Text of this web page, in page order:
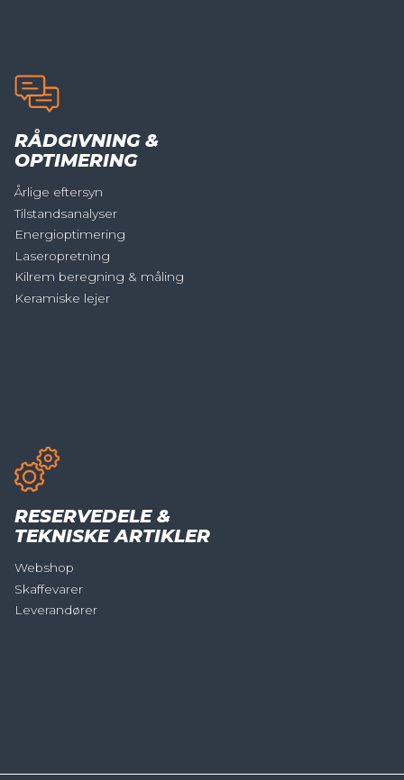
RÅDGIVNING &
OPTIMERING
Årlige eftersyn
Tilstandsanalyser
Energioptimering
Laseropretning
Kilrem beregning & måling
Keramiske lejer
RESERVEDELE &
TEKNISKE ARTIKLER
Webshop
Skaffevarer
Leverandører